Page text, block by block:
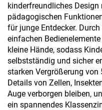
kinderfreundliches
pädagogischen
für junge Entdecker.
einfachen
kleine Hände, sodass
selbstständig und sicher
starken Vergrößerung
Details von Zellen,
Auge verborgen bleiben,
ein spannendes